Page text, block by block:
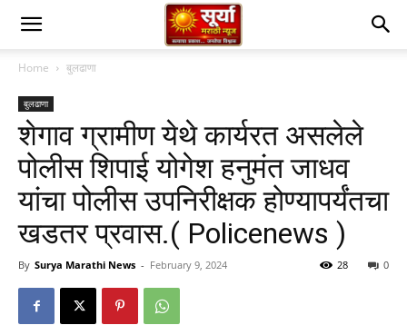
Home बुलढाणा
बुलढाणा
शेगाव ग्रामीण येथे कार्यरत असलेले
पोलीस शिपाई योगेश हनुमंत जाधव
यांचा पोलीस उपनिरीक्षक होण्यापर्यंतचा
खडतर प्रवास.( Policenews )
By Surya Marathi News - February 9, 2024 0
28